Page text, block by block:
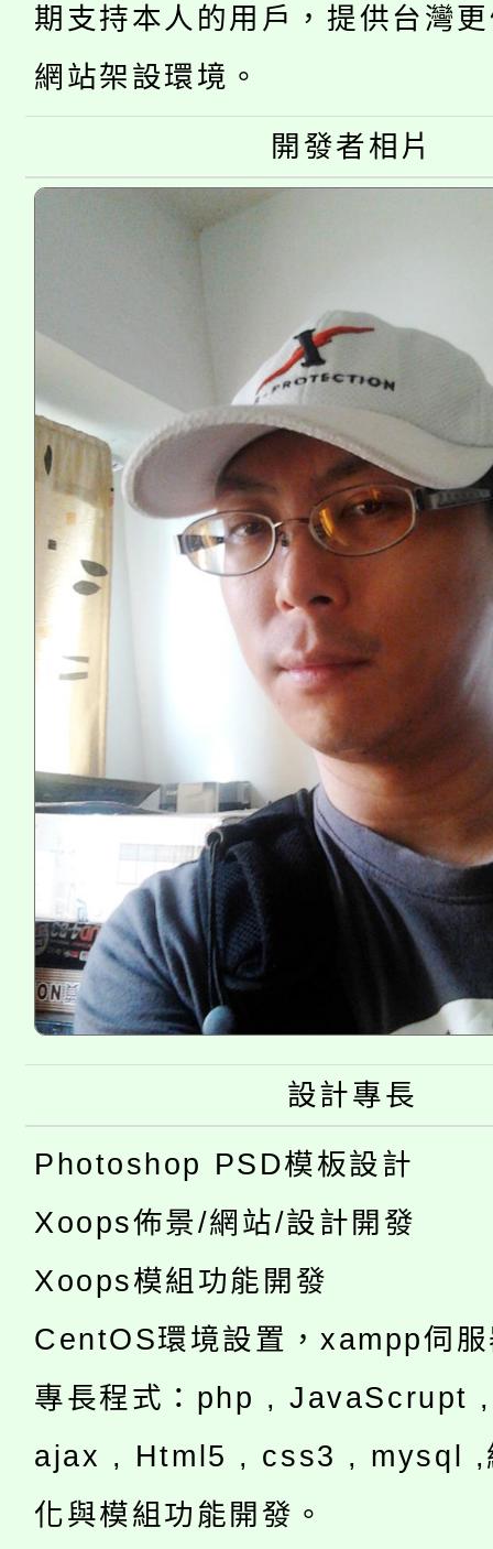
田徑場及游泳池舉行。
桃園市低收入戶享有免
視費優惠，中低收入戶
半價優惠，詳情可洽有
者。
大園自造教育及科技中
份教師增能研習
大溪自造教育及科技
份教師研習
淨零綠生活教案入校路
期支持本人的用戶，提供台灣
網站架設環境。
開發者相片
設計專長
Photoshop PSD模板設計
Xoops佈景/網站/設計開發
Xoops模組功能開發
CentOS環境設置，xampp伺
專長程式：php , JavaScrupt
ajax , Html5 , css3 , mysql ,
化與模組功能開發。